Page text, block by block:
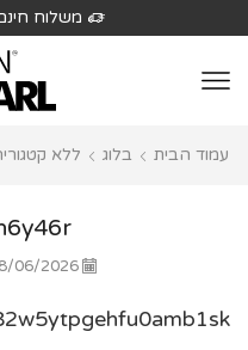
לֵב:
בְּאֲתָר
מַעֲרֶכֶת
הָאֲתָר.
משלוח חינם
עמוד הבית בלוג ללא
28/06/2026